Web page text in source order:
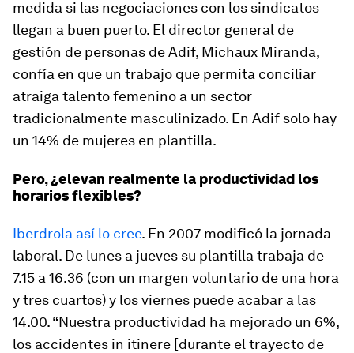
medida si las negociaciones con los sindicatos
llegan a buen puerto. El director general de
gestión de personas de Adif, Michaux Miranda,
confía en que un trabajo que permita conciliar
atraiga talento femenino a un sector
tradicionalmente masculinizado. En Adif solo hay
un 14% de mujeres en plantilla.
Pero, ¿elevan realmente la productividad los
horarios flexibles?
Iberdrola así lo cree. En 2007 modificó la jornada
laboral. De lunes a jueves su plantilla trabaja de
7.15 a 16.36 (con un margen voluntario de una hora
y tres cuartos) y los viernes puede acabar a las
14.00. “Nuestra productividad ha mejorado un 6%,
los accidentes in itinere [durante el trayecto de